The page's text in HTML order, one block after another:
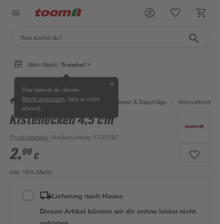
Mein Markt: Troisdorf
Hier kannst du deinen
Markt anpassen , falls er nicht
stimmt.
✕
/ Werkstatt & Maschinen / Eisenwaren & Beschläge / Holzverbinder
Kistenecken 4,5 cm
Produktdetails | Artikelnummer: 1730182
2,99 €
inkl. 19% MwSt.
Lieferung nach Hause
Diesen Artikel können wir dir online leider nicht